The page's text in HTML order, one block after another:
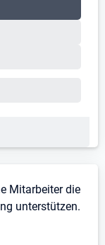
Mitarbeiter die
unterstützen.